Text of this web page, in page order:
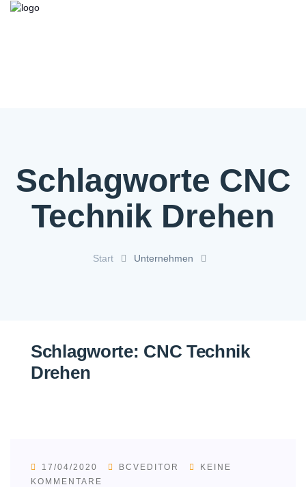
Schlagworte CNC
Technik Drehen
Start Unternehmen
Schlagworte: CNC Technik
Drehen
17/04/2020 BCVEDITOR
KEINE
KOMMENTARE